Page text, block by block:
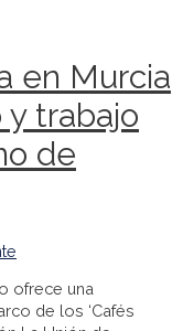
en Murcia
trabajo
de
ofrece una
de los ‘Cafés